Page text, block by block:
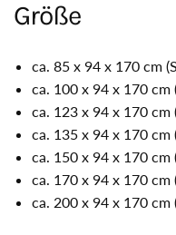
Größe
ca. 85 x 94 x 170 cm
ca. 100 x 94 x 170 cm
ca. 123 x 94 x 170 cm
ca. 135 x 94 x 170 cm
ca. 150 x 94 x 170 cm
ca. 170 x 94 x 170 cm
ca. 200 x 94 x 170 cm